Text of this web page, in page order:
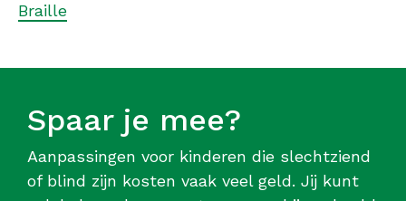
Braille
Spaar je mee?
Aanpassingen voor kinderen die slechtziend
of blind zijn kosten vaak veel geld. Jij kunt